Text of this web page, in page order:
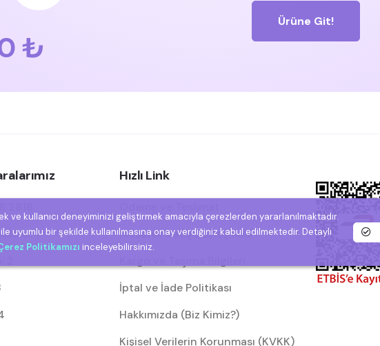
₺
Ürüne Git!
1
Hızlı Link
Mesafeli Satış Sözleşmesi
İptal ve İade Politikası
Hakkımızda (Biz Kimiz?)
Kişisel Verilerin Korunması (KVKK)
ve kullanıcı deneyiminizi geliştirmek amacıyla çerezlerden yararlanılmaktadır.
uyumlu bir şekilde kullanılmasına onay verdiğiniz kabul edilmektedir. Detaylı
Politikamızı inceleyebilirsiniz.